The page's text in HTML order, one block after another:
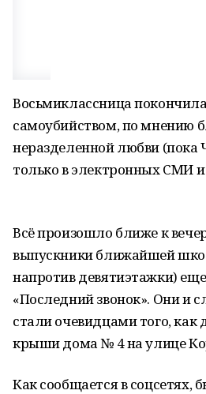
Восьмиклассница
самоубийством, по мнению
неразделенной любви (пока
только в электронных СМИ и
Всё произошло ближе к
выпускники ближайшей
напротив девятиэтажки)
«Последний звонок». Они и
стали очевидцами того, как
крыши дома № 4 на улице
Как сообщается в соцсетях,